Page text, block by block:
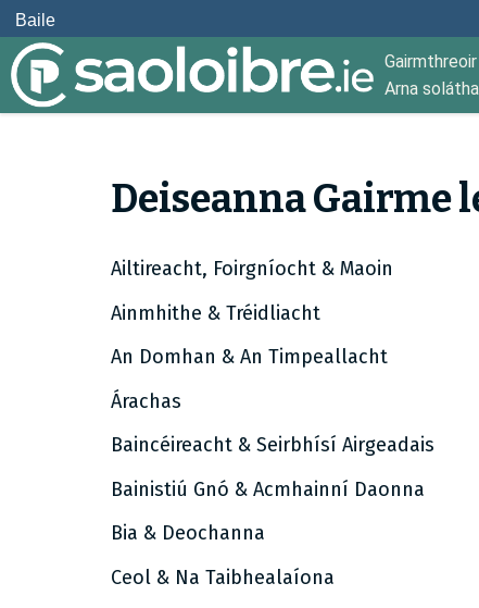
Baile
Arna
Deiseanna Gairme
Ailtireacht, Foirgníocht & Maoin
Ainmhithe & Tréidliacht
An Domhan & An Timpeallacht
Árachas
Baincéireacht & Seirbhísí Airgeadais
Bainistiú Gnó & Acmhainní Daonna
Bia & Deochanna
Ceol & Na Taibhealaíona